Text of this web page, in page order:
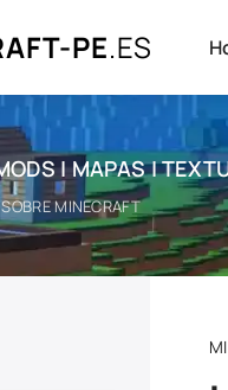
PE.ES
| MAPAS |
MINECRAFT